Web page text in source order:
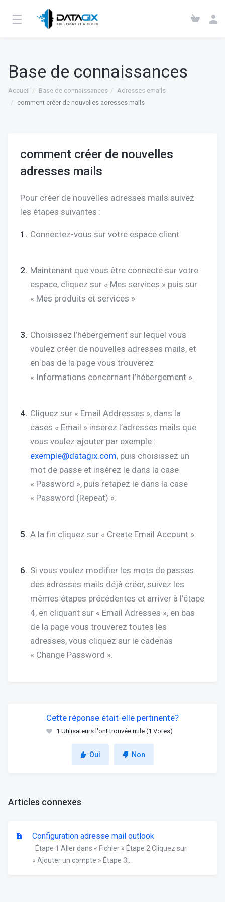
Base de connaissances
Accueil Base de connaissances
Adresses emails
comment créer de nouvelles adresses mails
comment créer de nouvelles
adresses mails
Pour créer de nouvelles adresses mails suivez
les étapes suivantes :
Connectez-vous sur votre espace client
Maintenant que vous être connecté sur votre
espace, cliquez sur « Mes services » puis sur
« Mes produits et services »
Choisissez l’hébergement sur lequel vous
voulez créer de nouvelles adresses mails, et
en bas de la page vous trouverez
« Informations concernant l’hébergement ».
Cliquez sur « Email Addresses », dans la
cases « Email » inserez l’adresses mails que
vous voulez ajouter par exemple :
exemple@datagix.com, puis choisissez un
mot de passe et insérez le dans la case
« Password », puis retapez le dans la case
« Password (Repeat) ».
A la fin cliquez sur « Create Email Account ».
Si vous voulez modifier les mots de passes
des adresses mails déjà créer, suivez les
mêmes étapes précédentes et arriver à l’étape
4, en cliquant sur « Email Adresses », en bas
de la page vous trouverez toutes les
adresses, vous cliquez sur le cadenas
« Change Password ».
Cette réponse était-elle pertinente?
1 Utilisateurs l'ont trouvée utile (1 Votes)
Oui Non
Articles connexes
Configuration adresse mail outlook
Étape 1 Aller dans « Fichier » Étape 2 Cliquez sur
« Ajouter un compte » Étape 3...